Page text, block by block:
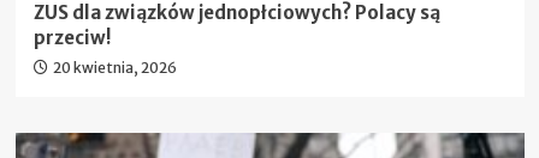
ZUS dla związków jednopłciowych? Polacy są
przeciw!
20 kwietnia, 2026